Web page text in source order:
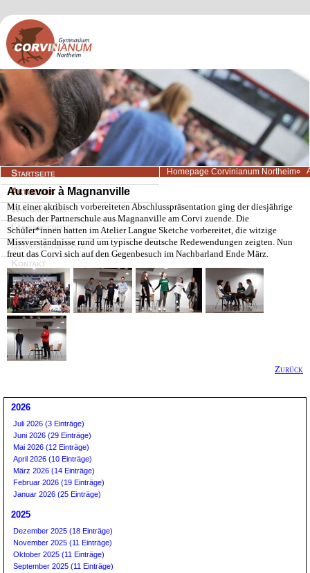
Navigation
überspringen
Startseite
Aktuelles
Wir über uns
Lernangebote
Beratung/Service
Kontakt
Homepage Corvinianum Northeim
Au revoir à Magnanville
Mit einer akribisch vorbereiteten Abschlusspräsentation ging der diesjährige
Besuch der Partnerschule aus Magnanville am Corvi zuende. Die
Schüler*innen hatten im Atelier Langue Sketche vorbereitet, die witzige
Missverständnisse rund um typische deutsche Redewendungen zeigten. Nun
freut das Corvi sich auf den Gegenbesuch im Nachbarland Ende März.
Zurück
2026
Juli 2026 (3 Einträge)
Juni 2026 (29 Einträge)
Mai 2026 (12 Einträge)
April 2026 (10 Einträge)
März 2026 (14 Einträge)
Februar 2026 (19 Einträge)
Januar 2026 (25 Einträge)
2025
Dezember 2025 (18 Einträge)
November 2025 (11 Einträge)
Oktober 2025 (11 Einträge)
September 2025 (11 Einträge)